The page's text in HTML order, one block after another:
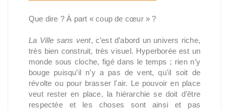
Que dire ? À part « coup de cœur » ?
La Ville sans vent, c’est d’abord un univers riche,
très bien construit, très visuel. Hyperborée est un
monde sous cloche, figé dans le temps ; rien n’y
bouge puisqu’il n’y a pas de vent, qu'il soit de
révolte ou pour brasser l'air. Le pouvoir en place
veut rester en place, la hiérarchie se doit d’être
respectée et les choses sont ainsi et pas